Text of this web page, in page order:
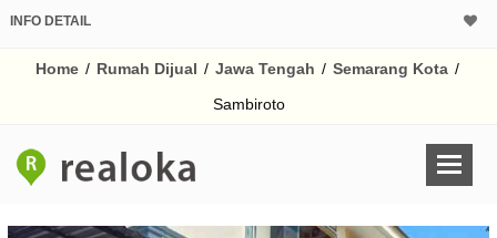
INFO DETAIL
Home / Rumah Dijual / Jawa Tengah / Semarang Kota /
Sambiroto
Harga Rp
% /th